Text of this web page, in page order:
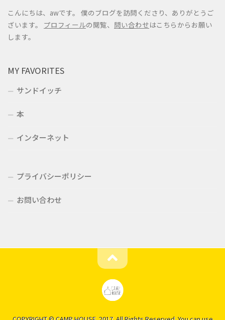
こんにちは、awです。 僕のブログを訪問くださり、ありがとうご
ざいます。 プロフィールの閲覧、 問い合わせはこちらからお願い
します。
MY FAVORITES
サンドイッチ
本
インターネット
プライバシーポリシー
お問い合わせ